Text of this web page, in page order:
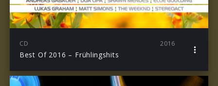
CD 2016
Best Of 2016 – Frühlingshits